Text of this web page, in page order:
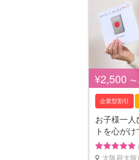
¥2,500 〜
企業型割引
お子様一
トを心が
大阪府大